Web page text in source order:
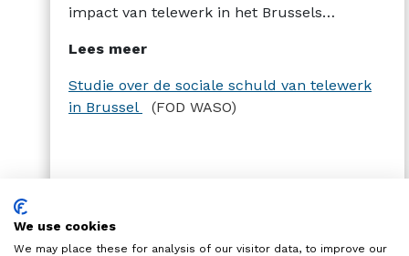
impact van telewerk in het Brussels
van de sociale schuld van telewerk. Onder
sociale schuld moet worden verstaan: „de
impact en de uitdagingen die door telewerk
Lees meer
Studie over de sociale schuld van telewerk
in Brussel
(FOD WASO)
We use cookies
We may place these for analysis of our visitor data, to improve our